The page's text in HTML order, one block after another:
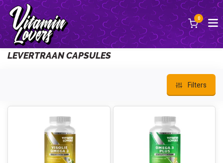
0
Terug
LEVERTRAAN CAPSULES
Filters